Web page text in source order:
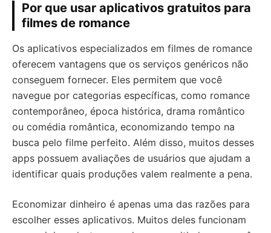
Por que usar aplicativos gratuitos para
filmes de romance
Os aplicativos especializados em filmes de romance
oferecem vantagens que os serviços genéricos não
conseguem fornecer. Eles permitem que você
navegue por categorias específicas, como romance
contemporâneo, época histórica, drama romântico
ou comédia romântica, economizando tempo na
busca pelo filme perfeito. Além disso, muitos desses
apps possuem avaliações de usuários que ajudam a
identificar quais produções valem realmente a pena.
Economizar dinheiro é apenas uma das razões para
escolher esses aplicativos. Muitos deles funcionam